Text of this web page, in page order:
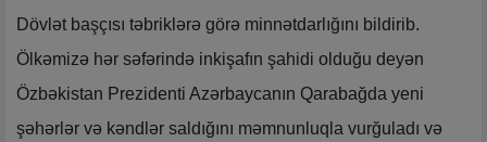
Dövlət başçısı təbriklərə görə minnətdarlığını bildirib.
Ölkəmizə hər səfərində inkişafın şahidi olduğu deyən
Özbəkistan Prezidenti Azərbaycanın Qarabağda yeni
şəhərlər və kəndlər saldığını məmnunluqla vurğuladı və